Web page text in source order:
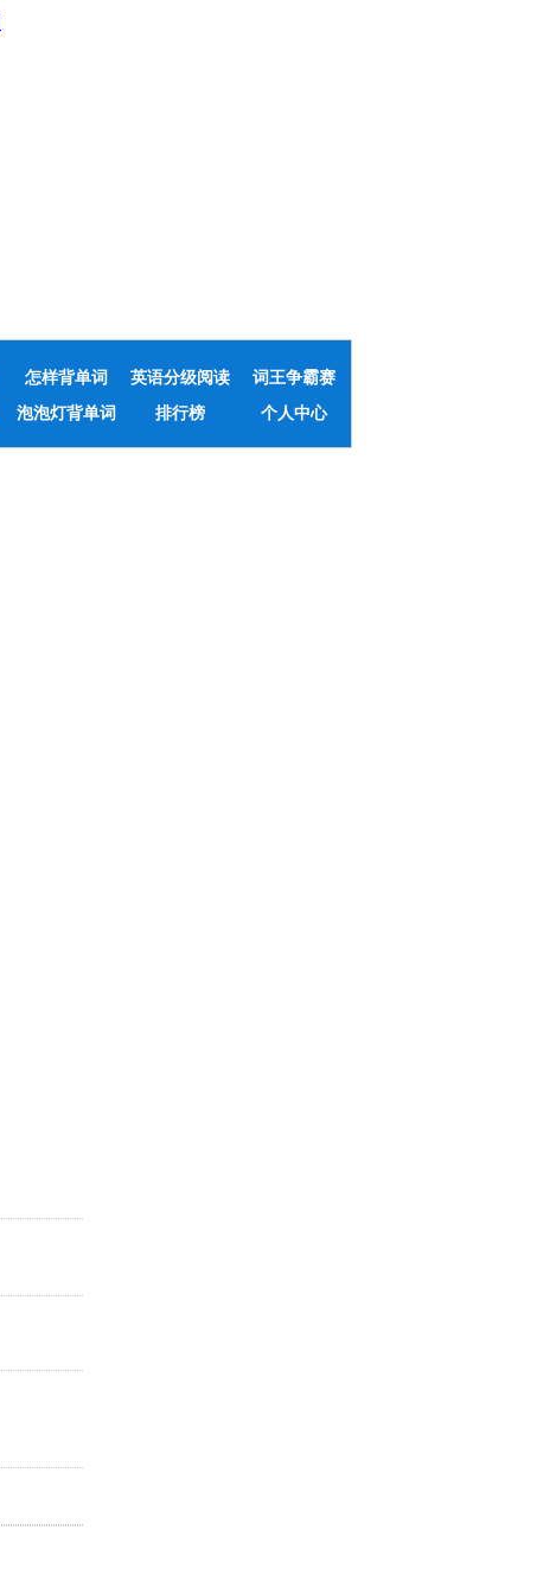
怎样背单词 英语分级阅读
词王争霸赛
泡泡灯背单词 排行榜 个人中心